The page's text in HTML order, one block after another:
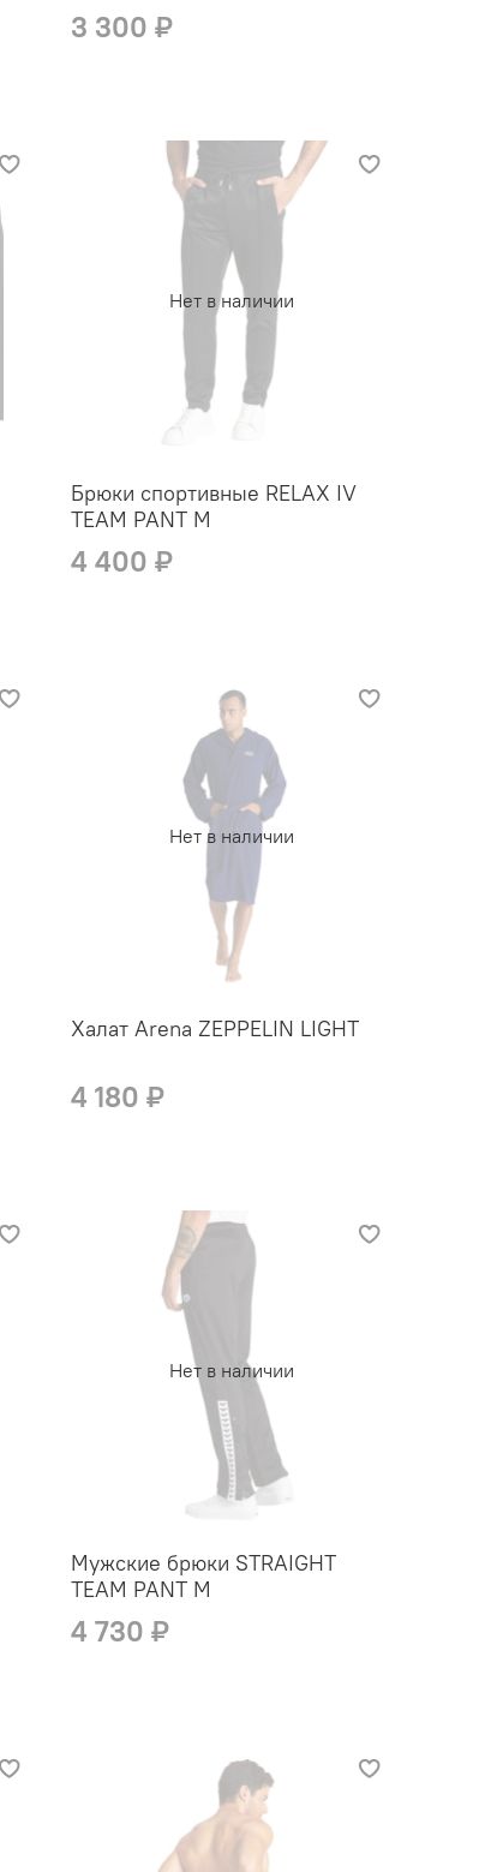
3 300 ₽
Нет в наличии
Брюки спортивные RELAX IV
TEAM PANT M
4 400 ₽
Нет в наличии
Халат Arena ZEPPELIN LIGHT
4 180 ₽
Нет в наличии
Мужские брюки STRAIGHT
TEAM PANT M
4 730 ₽